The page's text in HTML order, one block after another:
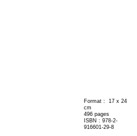
Format : 17 x 24
cm
496 pages
ISBN : 978-2-
916601-29-8